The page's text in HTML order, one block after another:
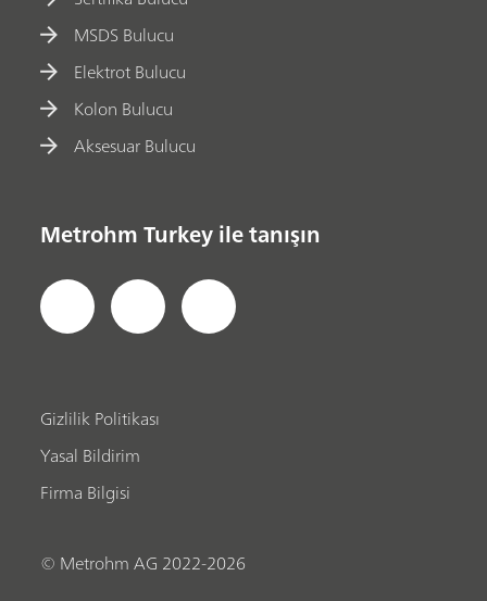
MSDS Bulucu
Elektrot Bulucu
Kolon Bulucu
Aksesuar Bulucu
Metrohm Turkey ile tanışın
Gizlilik Politikası
Yasal Bildirim
Firma Bilgisi
© Metrohm AG 2022-2026